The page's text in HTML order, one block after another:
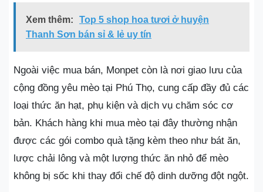
Xem thêm:
Top 5 shop hoa tươi ở huyện
Thanh Sơn bán sỉ & lẻ uy tín
Ngoài việc mua bán, Monpet còn là nơi giao lưu của
cộng đồng yêu mèo tại Phú Thọ, cung cấp đầy đủ các
loại thức ăn hạt, phụ kiện và dịch vụ chăm sóc cơ
bản. Khách hàng khi mua mèo tại đây thường nhận
được các gói combo quà tặng kèm theo như bát ăn,
lược chải lông và một lượng thức ăn nhỏ để mèo
không bị sốc khi thay đổi chế độ dinh dưỡng đột ngột.